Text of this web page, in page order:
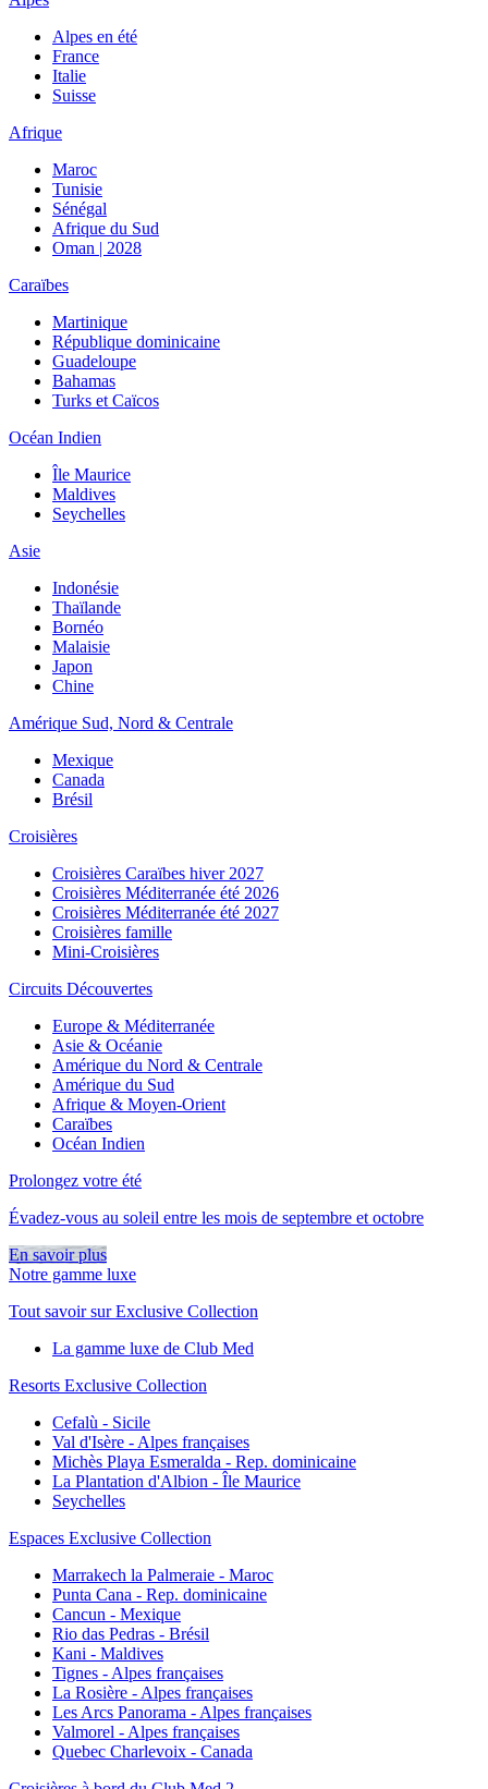
Alpes en été
France
Italie
Suisse
Afrique
Maroc
Tunisie
Sénégal
Afrique du Sud
Oman | 2028
Caraïbes
Martinique
République dominicaine
Guadeloupe
Bahamas
Turks et Caïcos
Océan Indien
Île Maurice
Maldives
Seychelles
Asie
Indonésie
Thaïlande
Bornéo
Malaisie
Japon
Chine
Amérique Sud, Nord & Centrale
Mexique
Canada
Brésil
Croisières
Croisières Caraïbes hiver 2027
Croisières Méditerranée été 2026
Croisières Méditerranée été 2027
Croisières famille
Mini-Croisières
Circuits Découvertes
Europe & Méditerranée
Asie & Océanie
Amérique du Nord & Centrale
Amérique du Sud
Afrique & Moyen-Orient
Caraïbes
Océan Indien
Prolongez votre été
Évadez-vous au soleil entre les mois de septembre et octobre
En savoir plus
Notre gamme luxe
Tout savoir sur Exclusive Collection
La gamme luxe de Club Med
Resorts Exclusive Collection
Cefalù - Sicile
Val d'Isère - Alpes françaises
Michès Playa Esmeralda - Rep. dominicaine
La Plantation d'Albion - Île Maurice
Seychelles
Espaces Exclusive Collection
Marrakech la Palmeraie - Maroc
Punta Cana - Rep. dominicaine
Cancun - Mexique
Rio das Pedras - Brésil
Kani - Maldives
Tignes - Alpes françaises
La Rosière - Alpes françaises
Les Arcs Panorama - Alpes françaises
Valmorel - Alpes françaises
Quebec Charlevoix - Canada